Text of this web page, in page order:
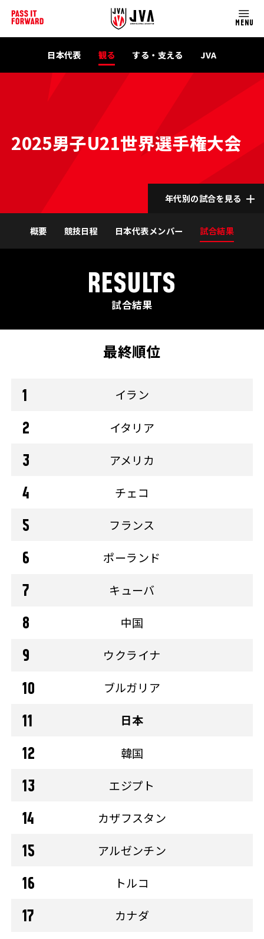
MENU
日本代表 観る する・支える JVA
2025男子U21世界選手権大会
年代別の試合を見る
概要 競技日程 日本代表メンバー 試合結果
RESULTS
試合結果
最終順位
イラン
イタリア
アメリカ
チェコ
フランス
ポーランド
キューバ
中国
ウクライナ
ブルガリア
日本
韓国
エジプト
カザフスタン
アルゼンチン
トルコ
カナダ